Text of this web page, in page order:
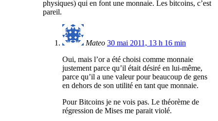
physiques) qui en font une monnaie. Les bitcoins, c’est
pareil.
Mateo 30 mai 2011, 13 h 16 min
Oui, mais l’or a été choisi comme monnaie
justement parce qu’il était désiré en lui-même,
parce qu’il a une valeur pour beaucoup de gens
en dehors de son utilité en tant que monnaie.
Pour Bitcoins je ne vois pas. Le théorème de
régression de Mises me parait violé.